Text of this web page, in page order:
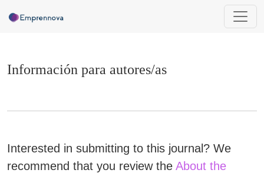
Información para autores/as
Interested in submitting to this journal? We
recommend that you review the About the